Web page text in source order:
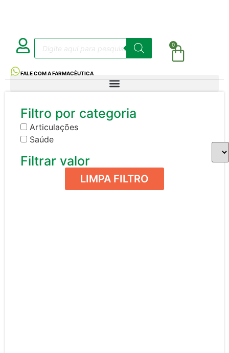
0
FALE COM A FARMACÊUTICA
Filtro por categoria
Articulações
Saúde
Filtrar valor
LIMPA FILTRO